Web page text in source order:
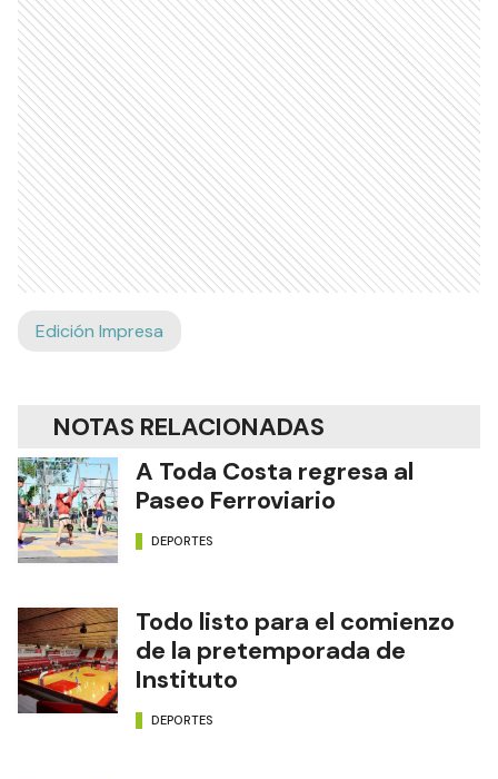
Edición Impresa
NOTAS RELACIONADAS
A Toda Costa regresa al
Paseo Ferroviario
DEPORTES
Todo listo para el comienzo
de la pretemporada de
Instituto
DEPORTES